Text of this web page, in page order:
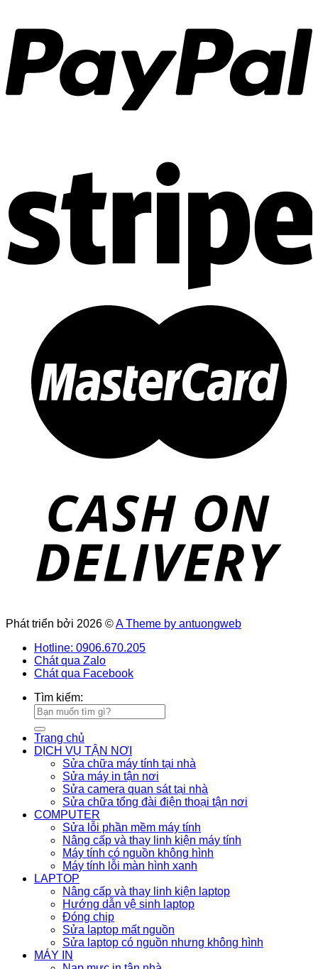
Phát triển bởi 2026 ©A Theme by antuongweb
Hotline: 0906.670.205
Chát qua Zalo
Chát qua Facebook
Tìm kiếm:
Trang chủ
DỊCH VỤ TẬN NƠI
Sửa chữa máy tính tại nhà
Sửa máy in tận nơi
Sửa camera quan sát tại nhà
Sửa chữa tổng đài điện thoại tận nơi
COMPUTER
Sửa lỗi phần mềm máy tính
Nâng cấp và thay linh kiện máy tính
Máy tính có nguồn không hình
Máy tính lỗi màn hình xanh
LAPTOP
Nâng cấp và thay linh kiện laptop
Hướng dẫn vệ sinh laptop
Đóng chip
Sửa laptop mất nguồn
Sửa laptop có nguồn nhưng không hình
MÁY IN